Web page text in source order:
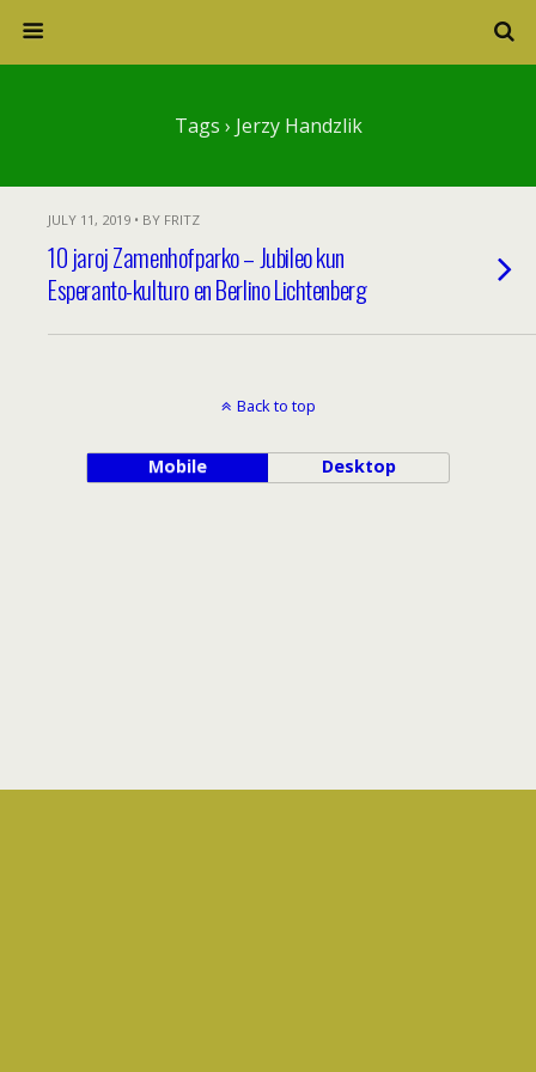
Tags › Jerzy Handzlik
JULY 11, 2019 • BY FRITZ
10 jaroj Zamenhofparko – Jubileo kun
Esperanto-kulturo en Berlino Lichtenberg
Back to top
Mobile Desktop